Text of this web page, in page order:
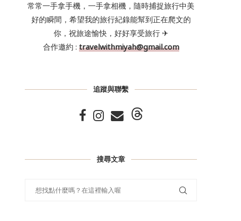
常常一手拿手機，一手拿相機，隨時捕捉旅行中美
好的瞬間，希望我的旅行紀錄能幫到正在爬文的
你，祝旅途愉快，好好享受旅行 ✈
合作邀約 : travelwithmiyah@gmail.com
追蹤與聯繫
搜尋文章